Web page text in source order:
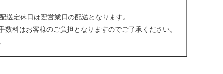
定休日は翌営業日の配送となります。
料はお客様のご負担となりますのでご了承ください。